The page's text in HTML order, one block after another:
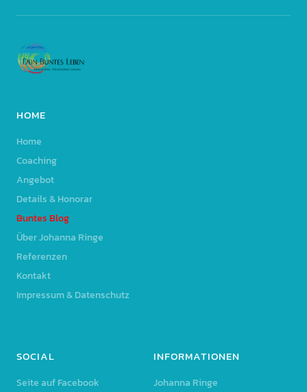
HOME
Home
Coaching
Angebot
Details & Honorar
Buntes Blog
Über Johanna Ringe
Referenzen
Kontakt
Impressum & Datenschutz
SOCIAL
Seite auf Facebook
INFORMATIONEN
Johanna Ringe